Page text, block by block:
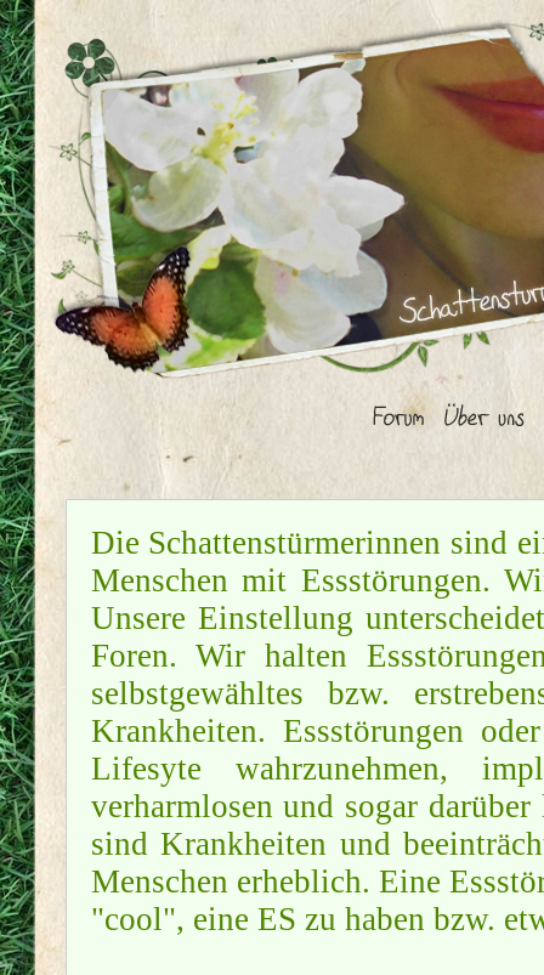
Die Schattenstürmerinnen sind
Menschen mit Essstörungen.
Unsere Einstellung
Foren. Wir halten
selbstgewähltes bzw.
Krankheiten. Essstörungen
Lifesyte wahrzunehmen,
verharmlosen und sogar
sind Krankheiten und
Menschen erheblich. Eine
"cool", eine ES zu haben bzw.